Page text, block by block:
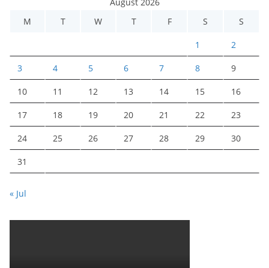
M
T W T F S S
1 2
3 4 5 6 7 8 9
10 11 12 13 14 15 16
17 18 19 20 21 22 23
24 25 26 27 28 29 30
31
« Jul